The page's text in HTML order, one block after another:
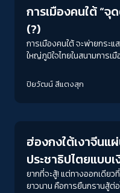
การเมืองคนใต้ “จุ
(?)
การเมืองคนใต้ จะพ่ายกระ
ใหญ่ภูมิใจไทยในสนามการ
ปิยวัฒน์ สีแตงสุก
ฮ่องกงใต้เงาจีน
ประชาธิปไตยแบบ
ยากที่จะสู้! แต่ทางออกเดียว
ยาวนาน คือการยืนกรานสู้ต่อ